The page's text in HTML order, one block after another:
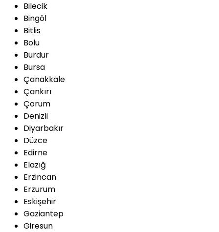
Bilecik
Bingöl
Bitlis
Bolu
Burdur
Bursa
Çanakkale
Çankırı
Çorum
Denizli
Diyarbakır
Düzce
Edirne
Elazığ
Erzincan
Erzurum
Eskişehir
Gaziantep
Giresun